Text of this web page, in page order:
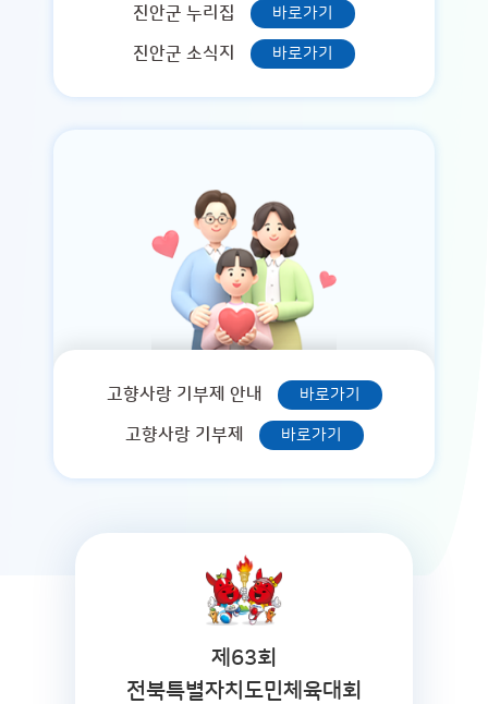
진안군 누리집 바로가기
진안군 소식지 바로가기
고향사랑 기부제 안내 바로가기
고향사랑 기부제 바로가기
제63회
전북특별자치도민체육대회